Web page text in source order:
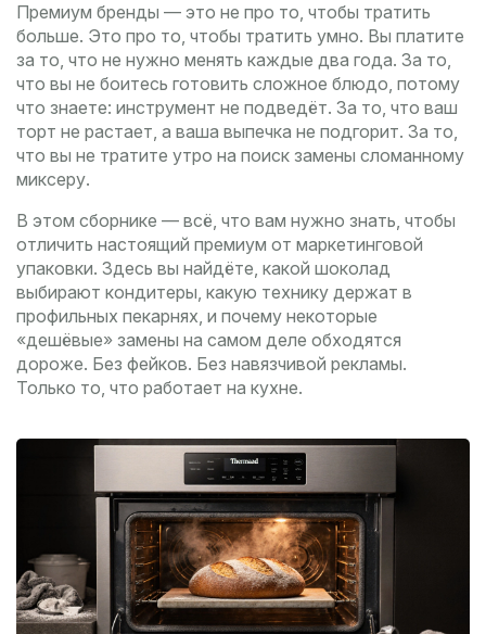
Премиум бренды — это не про то, чтобы тратить
больше. Это про то, чтобы тратить умно. Вы платите
за то, что не нужно менять каждые два года. За то,
что вы не боитесь готовить сложное блюдо, потому
что знаете: инструмент не подведёт. За то, что ваш
торт не растает, а ваша выпечка не подгорит. За то,
что вы не тратите утро на поиск замены сломанному
миксеру.
В этом сборнике — всё, что вам нужно знать, чтобы
отличить настоящий премиум от маркетинговой
упаковки. Здесь вы найдёте, какой шоколад
выбирают кондитеры, какую технику держат в
профильных пекарнях, и почему некоторые
«дешёвые» замены на самом деле обходятся
дороже. Без фейков. Без навязчивой рекламы.
Только то, что работает на кухне.